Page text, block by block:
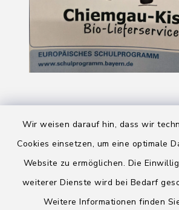
Wir weisen darauf hin, dass wir
Cookies einsetzen, um eine optimale
Website zu ermöglichen. Die
weiterer Dienste wird bei Bedarf
Weitere Informationen finden
Barrierefreiheit